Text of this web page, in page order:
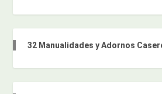
32 Manualidades y Adornos